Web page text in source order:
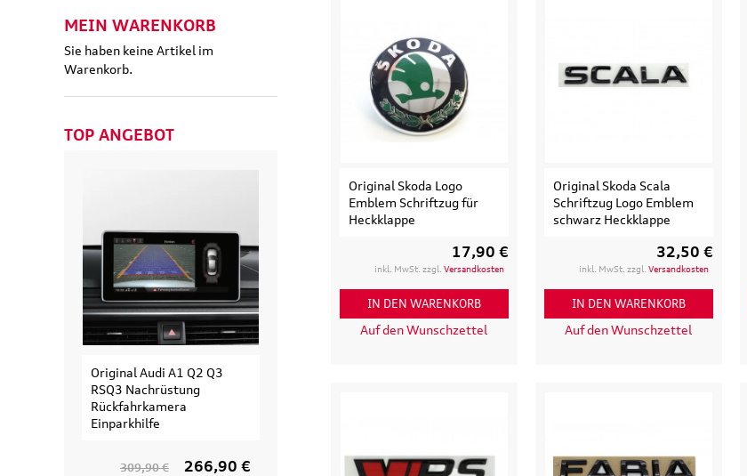
Original Skoda Logo
Emblem Schriftzug für
Heckklappe
17,90 €
inkl. MwSt. zzgl. Versandkosten
IN DEN WARENKORB
Auf den Wunschzettel
Original Skoda Scala
Schriftzug Logo Emblem
schwarz Heckklappe
32,50 €
inkl. MwSt. zzgl. Versandkosten
IN DEN WARENKORB
Auf den Wunschzettel
MEIN WARENKORB
Sie haben keine Artikel im
Warenkorb.
TOP ANGEBOT
Original Audi A1 Q2 Q3
RSQ3 Nachrüstung
Rückfahrkamera
Einparkhilfe
309,90 € 266,90 € 154,90 € 135,90 € 103,90 € 97,50 €